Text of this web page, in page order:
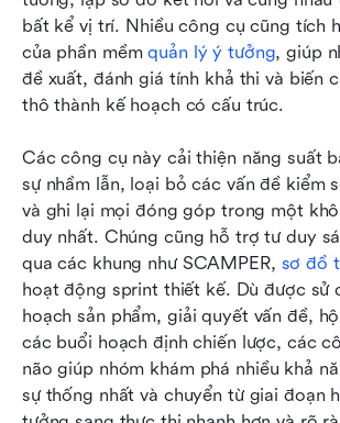
bất kể vị trí. Nhiều công cụ cũng tích
của phần mềm quản lý ý tưởng, giúp
đề xuất, đánh giá tính khả thi và biến
thô thành kế hoạch có cấu trúc.
Các công cụ này cải thiện năng suất
sự nhầm lẫn, loại bỏ các vấn đề kiểm
và ghi lại mọi đóng góp trong một
duy nhất. Chúng cũng hỗ trợ tư duy
qua các khung như SCAMPER, sơ đồ
hoạt động sprint thiết kế. Dù được sử
hoạch sản phẩm, giải quyết vấn đề,
các buổi hoạch định chiến lược, các
não giúp nhóm khám phá nhiều khả
sự thống nhất và chuyển từ giai đoạn